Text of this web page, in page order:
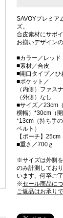
SAVOYプレミア
ズ。
合皮素材にサボ
お揃いデザイン
■カラー／レッド
■素材／合皮
■開口タイプ／ひ
■ポケット／
（内側）ファス
（外側）なし
■サイズ／23cm
横幅）*30cm（
*13cm（持ち手
ベルト）
【ポーチ】
■重さ／700ｇ
※サイズは外側
のみ計測してお
います。何卒ご
※セール商品に
ご返品はお承り